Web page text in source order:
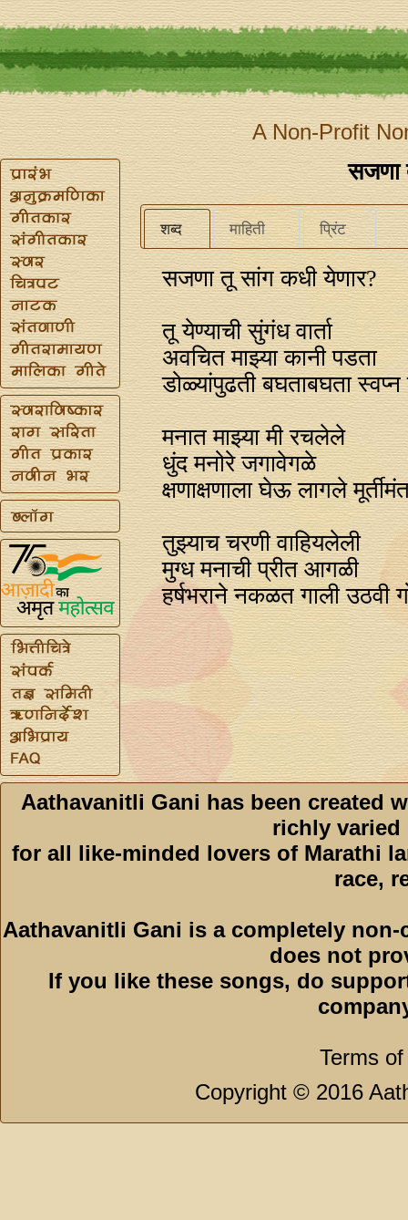
A Non-Profit
सजणा
शब्द माहिती प्रिंट
सजणा तू सांग कधी येणार?
तू येण्याची सुंगंध वार्ता
अवचित माझ्या कानी पडता
डोळ्यांपुढती बघताबघता स्वप्‍न
मनात माझ्या मी रचलेले
धुंद मनोरे जगावेगळे
क्षणाक्षणाला घेऊ लागले
तुझ्याच चरणी वाहियलेली
मुग्ध मनाची प्रीत आगळी
हर्षभराने नकळत गाली उठवी
Aathavanitli Gani has been created
richly varied
for all like-minded lovers of Marathi
race,
Aathavanitli Gani is a completely
does not
If you like these songs, do
Terms
Copyright © 2016